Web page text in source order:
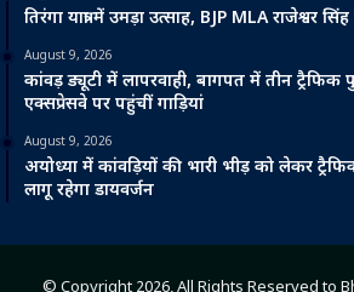
तिरंगा यात्रा में उमड़ा उत्साह, BJP MLA राजेश्वर
August 9, 2026
कांवड़ ड्यूटी में लापरवाही, बागपत में तीन ट्रैफिक
एक्सप्रेसवे पर पहुंचीं गाड़ियां
August 9, 2026
अयोध्या में कांवड़ियों की भारी भीड़ को लेकर
लागू रहेगा डायवर्जन
© Copyright 2026, All Rights Reserved to